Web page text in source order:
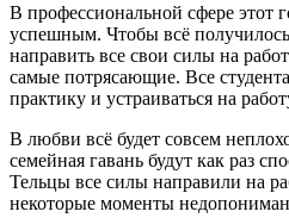
В профессиональной сфере этот
успешным. Чтобы всё
направить все свои силы на
самые потрясающие. Все
практику и устраиваться на
В любви всё будет совсем
семейная гавань будут как раз
Тельцы все силы направили на
некоторые моменты